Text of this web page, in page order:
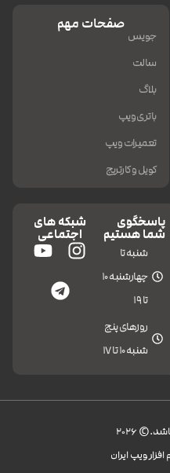
صفحات مهم
جویس
سالت
بلاگ
باتری ویپ
تعمیرات ویپ
کویل و کارتریج
پاسخگوی
شما هستیم
شنبه تا
چهارشنبه 10
تا 19
روزهای پنج
شنبه 10 تا 17
شبکه های
اجتماعی
2026
ویپ ایران